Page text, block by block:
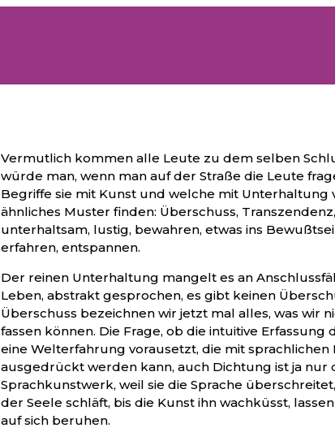
Vermutlich kommen alle Leute zu dem selben
würde man, wenn man auf der Straße die Leute
Begriffe sie mit Kunst und welche mit Unterhaltung
ähnliches Muster finden: Überschuss,
unterhaltsam, lustig, bewahren, etwas ins
erfahren, entspannen.
Der reinen Unterhaltung mangelt es an
Leben, abstrakt gesprochen, es gibt keinen
Überschuss bezeichnen wir jetzt mal alles, was wir
fassen können. Die Frage, ob die intuitive Erfassung
eine Welterfahrung vorausetzt, die mit sprachlichen
ausgedrückt werden kann, auch Dichtung ist ja nur
Sprachkunstwerk, weil sie die Sprache
der Seele schläft, bis die Kunst ihn wachküsst,
auf sich beruhen.